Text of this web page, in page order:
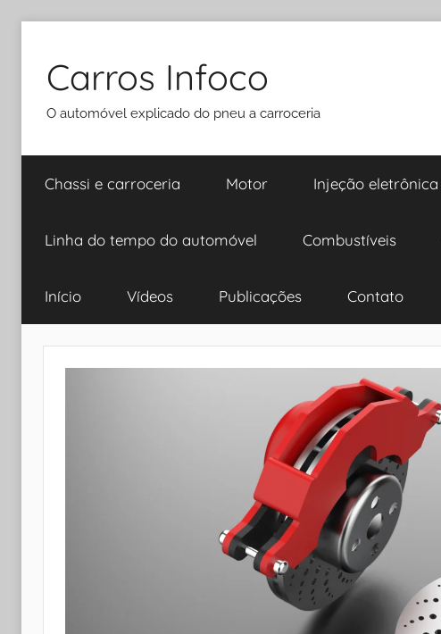
conteúdo
Carros Infoco
O automóvel explicado do pneu a carroceria
Chassi e carroceria Motor Injeção eletrônica
Linha do tempo do automóvel Combustíveis
Início Vídeos Publicações Contato